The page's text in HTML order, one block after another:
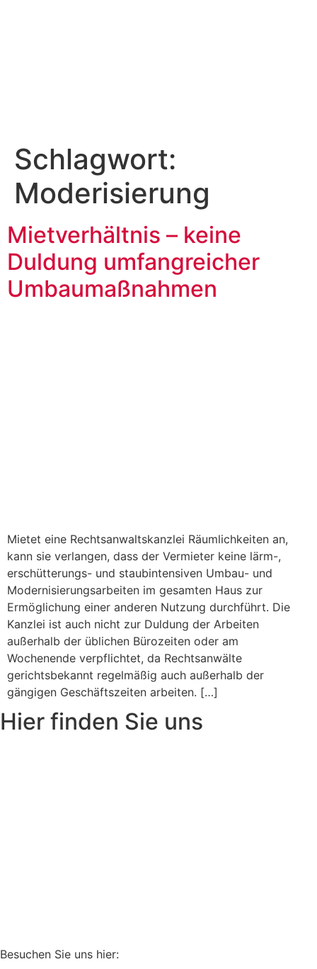
Schlagwort:
Moderisierung
Mietverhältnis – keine
Duldung umfangreicher
Umbaumaßnahmen
Mietet eine Rechtsanwaltskanzlei Räumlichkeiten an,
kann sie verlangen, dass der Vermieter keine lärm-,
erschütterungs- und staubintensiven Umbau- und
Modernisierungsarbeiten im gesamten Haus zur
Ermöglichung einer anderen Nutzung durchführt. Die
Kanzlei ist auch nicht zur Duldung der Arbeiten
außerhalb der üblichen Bürozeiten oder am
Wochenende verpflichtet, da Rechtsanwälte
gerichtsbekannt regelmäßig auch außerhalb der
gängigen Geschäftszeiten arbeiten. […]
Hier finden Sie uns
Besuchen Sie uns hier: